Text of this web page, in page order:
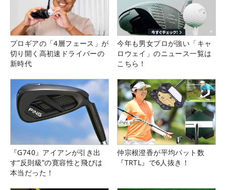
プロギアの「4層フェース」が
切り開く高初速ドライバーの
新時代
今年も男女プロが強い「キャ
ロウェイ」のニュース一覧は
こちら！
『G740』アイアンが引き出
す“反則級”の寛容性と飛びは
本当だった！
仲宗根澄香が平均パット数
『TRTL』で6人抜き！